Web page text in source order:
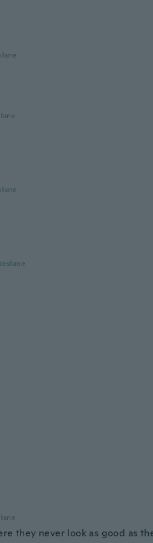
they never look as good as